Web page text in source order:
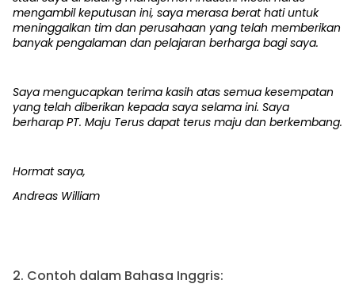
mengambil keputusan ini, saya merasa berat hati untuk
meninggalkan tim dan perusahaan yang telah memberikan
banyak pengalaman dan pelajaran berharga bagi saya.
Saya mengucapkan terima kasih atas semua kesempatan
yang telah diberikan kepada saya selama ini. Saya
berharap PT. Maju Terus dapat terus maju dan berkembang.
Hormat saya,
Andreas William
2. Contoh dalam Bahasa Inggris: